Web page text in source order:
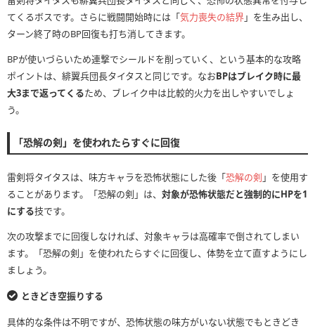
てくるボスです。さらに戦闘開始時には「気力喪失の結界」を生み出し、
ターン終了時のBP回復も打ち消してきます。
BPが使いづらいため連撃でシールドを削っていく、という基本的な攻略
ポイントは、緋翼兵団長タイタスと同じです。なおBPはブレイク時に最
大3まで返ってくるため、ブレイク中は比較的火力を出しやすいでしょ
う。
「恐解の剣」を使われたらすぐに回復
雷剣将タイタスは、味方キャラを恐怖状態にした後「恐解の剣 」を使用す
ることがあります。「恐解の剣」は、 対象が恐怖状態だと強制的にHPを1
にする技です。
次の攻撃までに回復しなければ、対象キャラは高確率で倒されてしまい
ます。「恐解の剣」を使われたらすぐに回復し、体勢を立て直すようにし
ましょう。
ときどき空振りする
具体的な条件は不明ですが、恐怖状態の味方がいない状態でもときどき